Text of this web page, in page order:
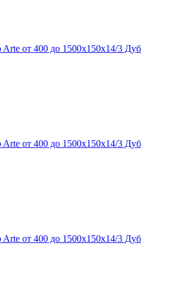
от 400 до 1500х150х14/3 Дуб
от 400 до 1500х150х14/3 Дуб
от 400 до 1500х150х14/3 Дуб